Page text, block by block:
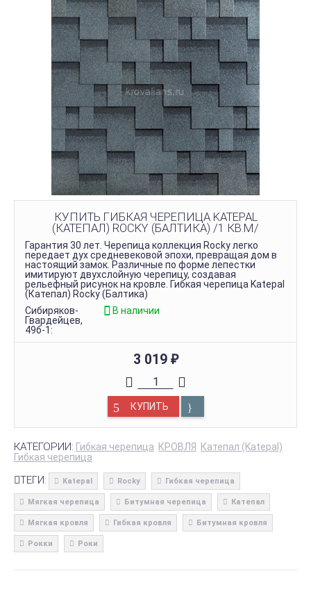
КУПИТЬ ГИБКАЯ ЧЕРЕПИЦА KATEPAL
(КАТЕПАЛ) ROCKY (БАЛТИКА) /1 КВ.М/
Гарантия 30 лет. Черепица коллекция Rocky легко
передает дух средневековой эпохи, превращая дом в
настоящий замок. Различные по форме лепестки
имитируют двухслойную черепицу, создавая
рельефный рисунок на кровле. Гибкая черепица Katepal
(Катепал) Rocky (Балтика)
Сибиряков-
Гвардейцев,
49б-1:
В наличии
3 019 ₽
КУПИТЬ
КАТЕГОРИИ: Гибкая черепица КРОВЛЯ
Катепал (Katepal)
Гибкая черепица
ТЕГИ: Katepal Rocky Гибкая черепица
Мягкая черепица Битумная черепица Катепал
Мягкая кровля Гибкая кровля Битумная кровля
Рокки Роки